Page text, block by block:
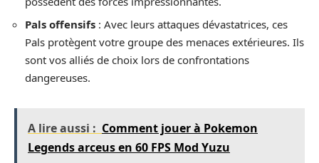
Pals offensifs : Avec leurs attaques dévastatrices, ces
Pals protègent votre groupe des menaces extérieures. Ils
sont vos alliés de choix lors de confrontations
dangereuses.
A lire aussi : Comment jouer à Pokemon
Legends arceus en 60 FPS Mod Yuzu